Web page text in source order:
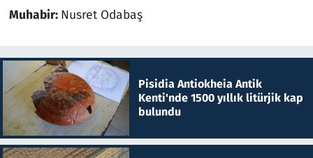
Muhabir: Nusret Odabaş
Pisidia Antiokheia Antik
Kenti'nde 1500 yıllık litürjik kap
bulundu